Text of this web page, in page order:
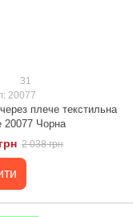
31
20077
плече текстильна
20077 Чорна
2 038 грн